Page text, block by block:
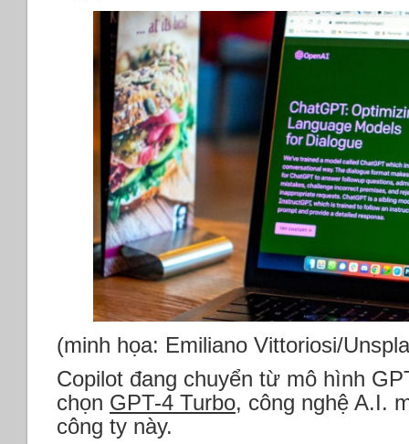
(minh họa: Emiliano Vittoriosi/
Copilot đang chuyển từ mô hình
chọn GPT-4 Turbo, công nghệ A.I.
công ty này.